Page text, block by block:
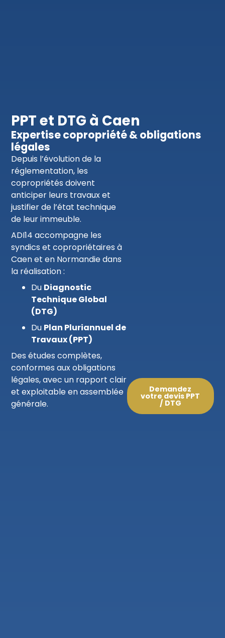
PPT et DTG à Caen
Expertise copropriété & obligations
légales
Depuis l’évolution de la
réglementation, les
copropriétés doivent
anticiper leurs travaux et
justifier de l’état technique
de leur immeuble.
ADI14 accompagne les
syndics et copropriétaires à
Caen et en Normandie dans
la réalisation :
Du Diagnostic
Technique Global
(DTG)
Du Plan Pluriannuel de
Travaux (PPT)
Des études complètes,
conformes aux obligations
légales, avec un rapport clair
et exploitable en assemblée
générale.
Demandez
votre devis PPT
/ DTG